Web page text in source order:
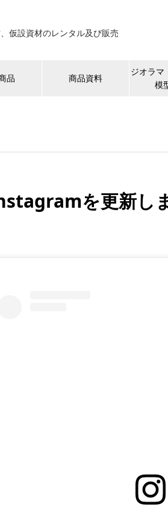
仮設資材のレンタル及び販売
品 商品資料
ジオラマ
模
を更新し